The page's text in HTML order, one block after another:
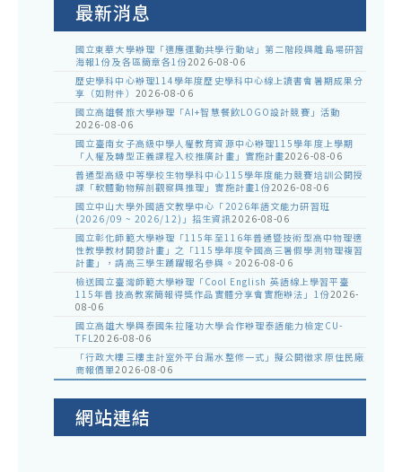
最新消息
國立東華大學辦理「適應運動共學行動站」第二階段與離島場研習
海報1份及各區簡章各1份2026-08-06
歷史學科中心辦理114學年度歷史學科中心線上讀書會暑期成果分
享（如附件） 2026-08-06
國立高雄餐旅大學辦理「AI+智慧餐飲LOGO設計競賽」活動
2026-08-06
國立臺南女子高級中學人權教育資源中心辦理115學年度上學期
「人權及轉型正義課程入校推廣計畫」實施計畫2026-08-06
普通型高級中等學校生物學科中心115學年度能力競賽培訓公開授
課「軟體動物解剖觀察與推理」實施計畫1份2026-08-06
國立中山大學外國語文教學中心「2026年語文能力研習班
(2026/09 ~ 2026/12)」招生資訊2026-08-06
國立彰化師範大學辦理「115年至116年普通暨技術型高中物理適
性教學教材開發計畫」之「115學年度全國高三暑假學測物理複習
計畫」，請高三學生踴躍報名參與。 2026-08-06
檢送國立臺灣師範大學辦理「Cool English 英語線上學習平臺
115年普技高教案簡報得獎作品實體分享會實施辦法」1份2026-
08-06
國立高雄大學與泰國朱拉隆功大學合作辦理泰語能力檢定CU-
TFL2026-08-06
「行政大樓三樓主計室外平台漏水整修一式」擬公開徵求原住民廠
商報價單2026-08-06
網站連結